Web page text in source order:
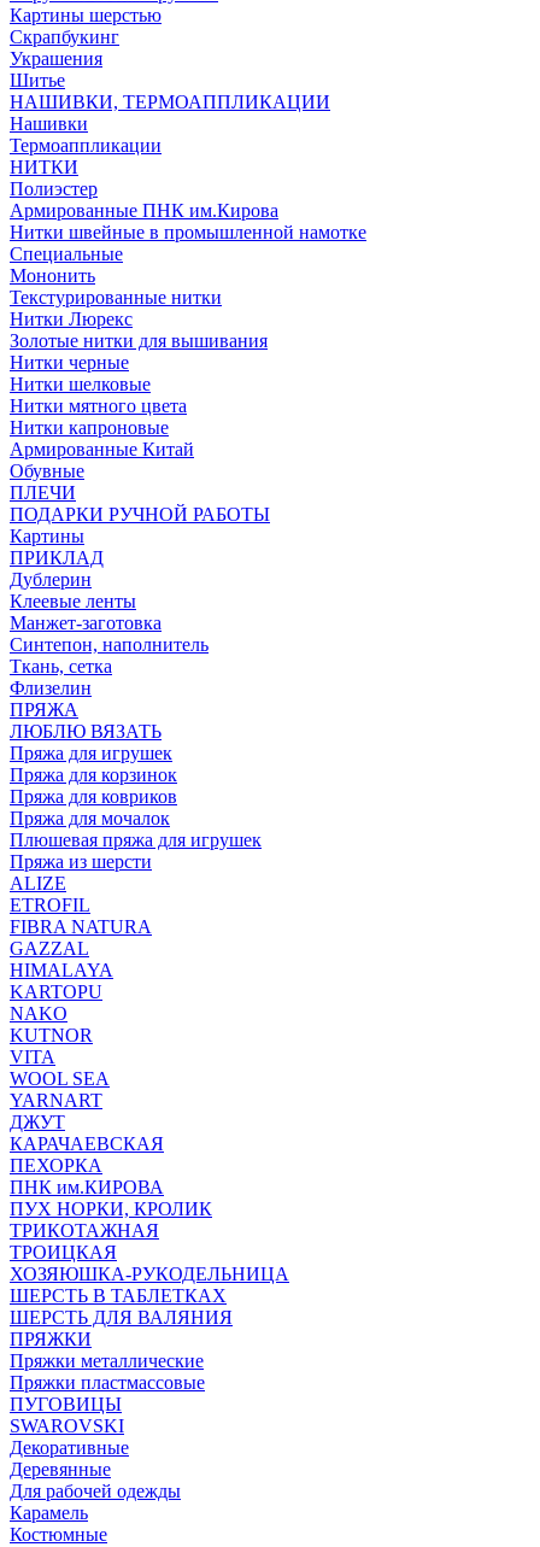
Картины шерстью
Скрапбукинг
Украшения
Шитье
НАШИВКИ, ТЕРМОАППЛИКАЦИИ
Нашивки
Термоаппликации
НИТКИ
Полиэстер
Армированные ПНК им.Кирова
Нитки швейные в промышленной намотке
Специальные
Мононить
Текстурированные нитки
Нитки Люрекс
Золотые нитки для вышивания
Нитки черные
Нитки шелковые
Нитки мятного цвета
Нитки капроновые
Армированные Китай
Обувные
ПЛЕЧИ
ПОДАРКИ РУЧНОЙ РАБОТЫ
Картины
ПРИКЛАД
Дублерин
Клеевые ленты
Манжет-заготовка
Синтепон, наполнитель
Ткань, сетка
Флизелин
ПРЯЖА
ЛЮБЛЮ ВЯЗАТЬ
Пряжа для игрушек
Пряжа для корзинок
Пряжа для ковриков
Пряжа для мочалок
Плюшевая пряжа для игрушек
Пряжа из шерсти
ALIZE
ETROFIL
FIBRA NATURA
GAZZAL
HIMALAYA
KARTOPU
NAKO
KUTNOR
VITA
WOOL SEA
YARNART
ДЖУТ
КАРАЧАЕВСКАЯ
ПЕХОРКА
ПНК им.КИРОВА
ПУХ НОРКИ, КРОЛИК
ТРИКОТАЖНАЯ
ТРОИЦКАЯ
ХОЗЯЮШКА-РУКОДЕЛЬНИЦА
ШЕРСТЬ В ТАБЛЕТКАХ
ШЕРСТЬ ДЛЯ ВАЛЯНИЯ
ПРЯЖКИ
Пряжки металлические
Пряжки пластмассовые
ПУГОВИЦЫ
SWAROVSKI
Декоративные
Деревянные
Для рабочей одежды
Карамель
Костюмные